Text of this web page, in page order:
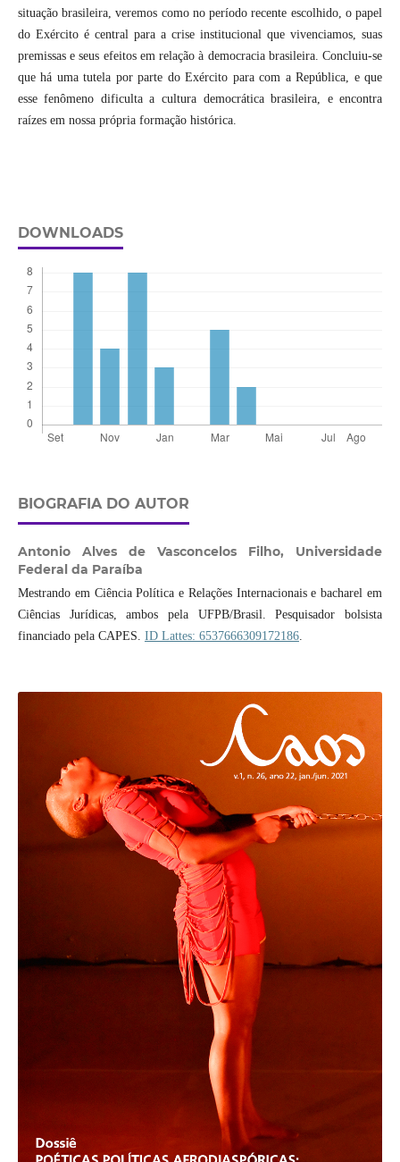
situação brasileira, veremos como no período recente escolhido, o papel
do Exército é central para a crise institucional que vivenciamos, suas
premissas e seus efeitos em relação à democracia brasileira. Concluiu-se
que há uma tutela por parte do Exército para com a República, e que
esse fenômeno dificulta a cultura democrática brasileira, e encontra
raízes em nossa própria formação histórica.
DOWNLOADS
BIOGRAFIA DO AUTOR
Antonio Alves de Vasconcelos Filho, Universidade
Federal da Paraíba
Mestrando em Ciência Política e Relações Internacionais e bacharel em
Ciências Jurídicas, ambos pela UFPB/Brasil. Pesquisador bolsista
financiado pela CAPES. ID Lattes: 6537666309172186.